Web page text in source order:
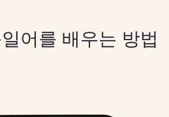
어를 배우는 방법